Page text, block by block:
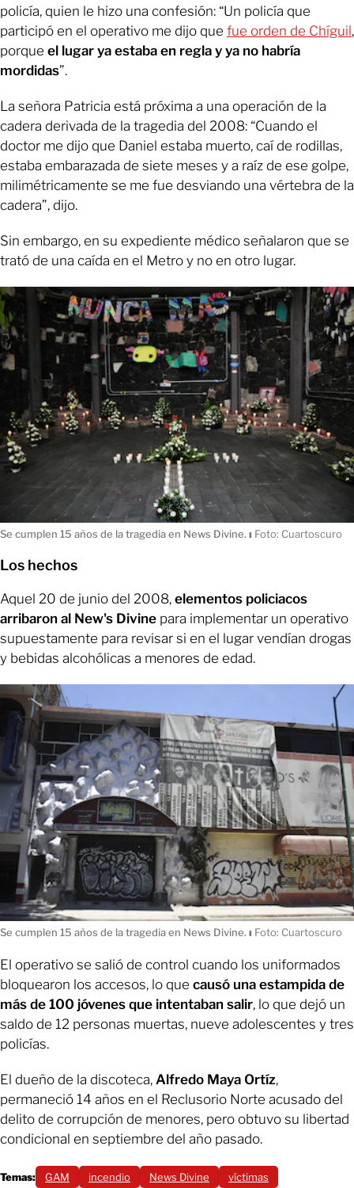
policía, quien le hizo una confesión: “Un policía que
participó en el operativo me dijo que fue orden de Chíguil,
porque el lugar ya estaba en regla y ya no habría
mordidas”.
La señora Patricia está próxima a una operación de la
cadera derivada de la tragedia del 2008: “Cuando el
doctor me dijo que Daniel estaba muerto, caí de rodillas,
estaba embarazada de siete meses y a raíz de ese golpe,
milimétricamente se me fue desviando una vértebra de la
cadera”, dijo.
Sin embargo, en su expediente médico señalaron que se
trató de una caída en el Metro y no en otro lugar.
Se cumplen 15 años de la tragedia en News Divine.ı Foto: Cuartoscuro
Los hechos
Aquel 20 de junio del 2008, elementos policiacos
arribaron al New's Divine para implementar un operativo
supuestamente para revisar si en el lugar vendían drogas
y bebidas alcohólicas a menores de edad.
Se cumplen 15 años de la tragedia en News Divine.ı Foto: Cuartoscuro
El operativo se salió de control cuando los uniformados
bloquearon los accesos, lo que causó una estampida de
más de 100 jóvenes que intentaban salir, lo que dejó un
saldo de 12 personas muertas, nueve adolescentes y tres
policías.
El dueño de la discoteca, Alfredo Maya Ortíz,
permaneció 14 años en el Reclusorio Norte acusado del
delito de corrupción de menores, pero obtuvo su libertad
condicional en septiembre del año pasado.
Temas: GAM incendio News Divine víctimas